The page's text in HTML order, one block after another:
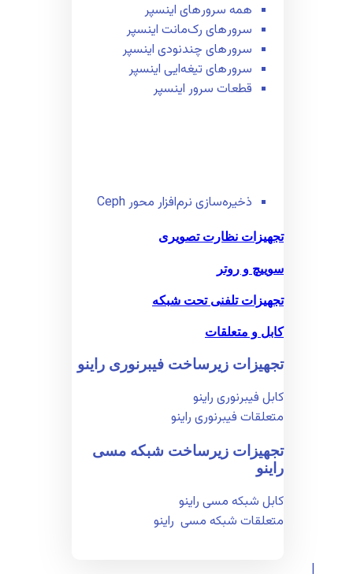
همه سرور‌های اینسپر
سرور‌های رک‌مانت اینسپر
سرور‌های چند‌نودی اینسپر
سرور‌های تیغه‌ایی اینسپر
قطعات سرور اینسپر
ذخیره‌سازی نرم‌افزار محور Ceph
تجهیزات نظارت تصویری
سوییچ و روتر
تجهیزات تلفنی تحت شبکه
کابل و متعلقات
تجهیزات زیر‌ساخت فیبر‌نوری راینو
کابل فیبر‌نوری راینو
متعلقات فیبر‌نوری راینو
تجهیزات زیر‌ساخت شبکه مسی
راینو
کابل شبکه مسی راینو
متعلقات شبکه مسی راینو